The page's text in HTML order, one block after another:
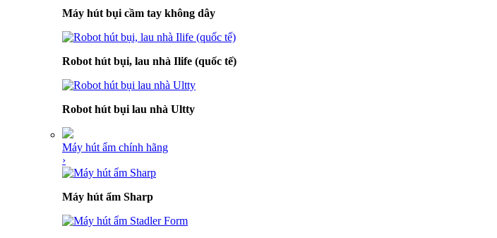
Máy hút bụi cầm tay không dây
Robot hút bụi, lau nhà Ilife (quốc tế)
Robot hút bụi lau nhà Ultty
Máy hút ẩm chính hãng
›
Máy hút ẩm Sharp